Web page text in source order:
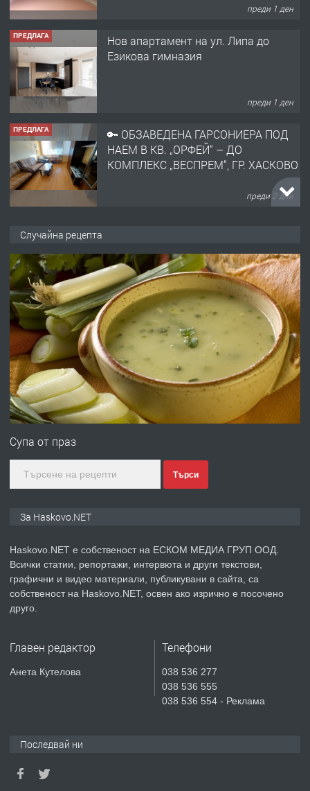
преди 1 ден
ПРЕДЛАГА
Нов апартамент на ул. Липа до
Езикова гимназия
преди 1 ден
ПРЕДЛАГА
🔑 ОБЗАВЕДЕНА ГАРСОНИЕРА ПОД
НАЕМ В КВ. „ОРФЕЙ“ – ДО
КОМПЛЕКС „ВЕСПРЕМ“, ГР. ХАСКОВО
преди 2 дни
АПАРТАМЕНТ В ЦЕНТЪРА НА ГР.
ХАСКОВО
преди 3 дни
ПРЕДЛАГА Давам гараж под наем
преди 3 дни
ПРЕДЛАГА
№4120 Магазин/Офис под наем в кв.
преди 4 дни
ПРЕДЛАГА
Продавам парцел в гр. Хасково кв.
СГЛОБЯВАНЕ НА МЕБЕЛИ.
Случайна рецепта
Супа от праз
Търси
За Haskovo.NET
Haskovo.NET е собственост на ЕСКОМ МЕДИА ГРУП ООД.
Всички статии, репортажи, интервюта и други текстови,
графични и видео материали, публикувани в сайта, са
собственост на Haskovo.NET, освен ако изрично е посочено
друго.
Главен редактор
Анета Кутелова
Телефони
038 536 277
038 536 555
038 536 554 - Реклама
Последвай ни